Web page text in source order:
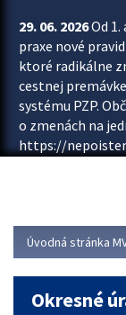
29. 06. 2026Od 1.
praxe nové
ktoré radikálne
cestnej
systému PZP.
o zmenách na
https://
asociácie
Viac
Úvodná stránka
Okresné